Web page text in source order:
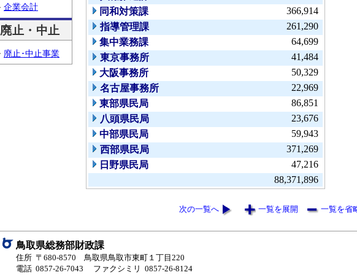
企業会計
廃止・中止
廃止･中止事業
同和対策課
366,914
指導管理課
261,290
集中業務課
64,699
東京事務所
41,484
大阪事務所
50,329
名古屋事務所
22,969
東部県民局
86,851
八頭県民局
23,676
中部県民局
59,943
西部県民局
371,269
日野県民局
47,216
88,371,896
次の一覧へ 一覧を展開 一覧を省
鳥取県総務部財政課
住所 〒680-8570 鳥取県鳥取市東町１丁目220
電話 0857-26-7043
ファクシミリ 0857-26-8124